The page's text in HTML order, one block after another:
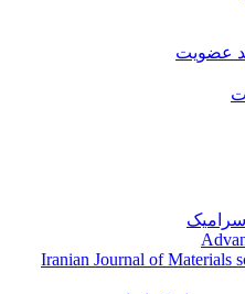
عضویت
Iranian Journal of Materials